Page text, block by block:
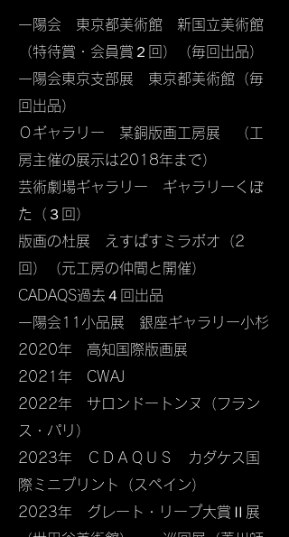
一陽会 東京都美術館 新国立美術館
（特待賞・会員賞２回）​（毎回出品）
一陽会東京支部展 東京都美術館（毎
回出品）
Ｏギャラリー 某銅版画工房展 （工
房主催の展示は2018年まで）
芸術劇場ギャラリー ギャラリーくぼ
た（３回）
版画の杜展 えすぱすミラボオ（2
回）（元工房の仲間と開催）
CADAQS過去４回出品
一陽会11小品展 銀座ギャラリー小杉
2020年 高知国際版画展
2021年 CWAJ
2022年 サロンドートンヌ（フラン
ス・パリ）
2023年 ＣＤＡＱＵＳ カダケス国
際ミニプリント（スペイン）
2023年 グレート・リープ大賞Ⅱ展